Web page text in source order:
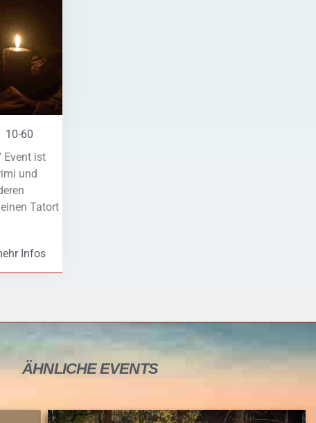
10-60
Event ist
und
Tatort
Infos
ÄHNLICHE EVENTS